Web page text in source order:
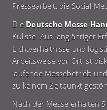
Pressearbeit, die Social-
Die Deutsche Messe
Kulisse. Aus langjähriger
Lichtverhältnisse und
Arbeitsweise vor Ort ist
laufende Messebetrieb
zu keinem Zeitpunkt
Nach der Messe erhalten